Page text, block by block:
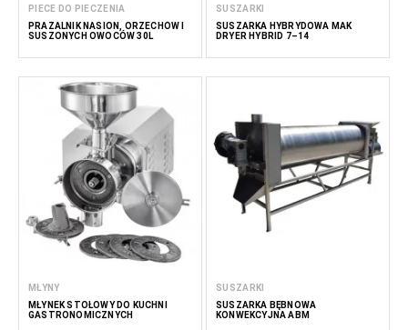
PIECE DO PIECZENIA
PRAŻALNIK NASION, ORZECHÓW I
SUSZONYCH OWOCÓW 30L
SUSZARKI
SUSZARKA HYBRYDOWA MAK
DRYER HYBRID 7–14
MŁYNY
MŁYNEK STOŁOWY DO KUCHNI
GASTRONOMICZNYCH
SUSZARKI
SUSZARKA BĘBNOWA
KONWEKCYJNA ABM